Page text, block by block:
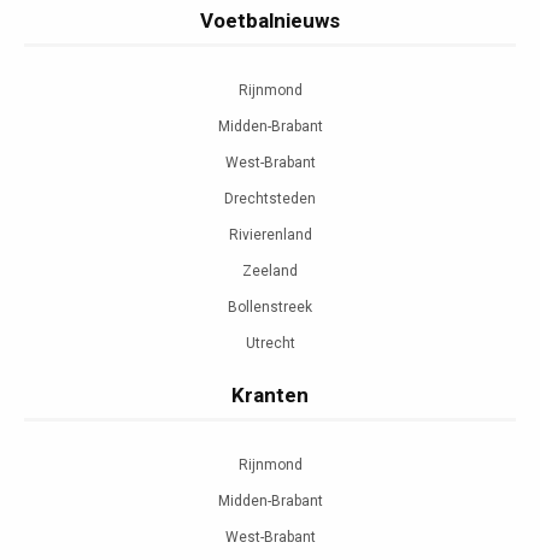
Voetbalnieuws
Rijnmond
Midden-Brabant
West-Brabant
Drechtsteden
Rivierenland
Zeeland
Bollenstreek
Utrecht
Kranten
Rijnmond
Midden-Brabant
West-Brabant